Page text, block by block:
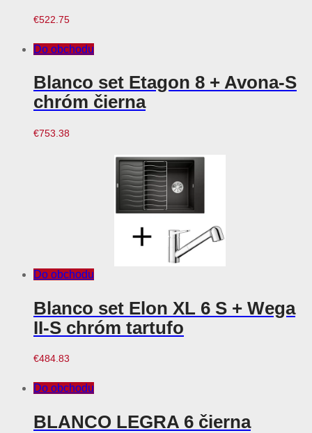
€522.75
Do obchodu
Blanco set Etagon 8 + Avona-S
chróm čierna
€753.38
Do obchodu
Blanco set Elon XL 6 S + Wega
II-S chróm tartufo
€484.83
Do obchodu
BLANCO LEGRA 6 čierna